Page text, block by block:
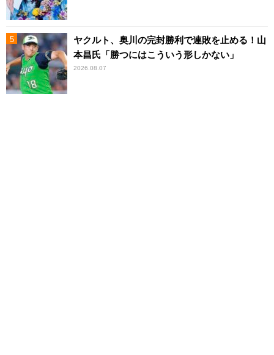
ヤクルト、奥川の完封勝利で連敗を止める！山
本昌氏「勝つにはこういう形しかない」
2026.08.07